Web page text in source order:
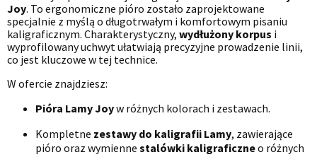
Joy. To ergonomiczne pióro zostało zaprojektowane
specjalnie z myślą o długotrwałym i komfortowym pisaniu
kaligraficznym. Charakterystyczny, wydłużony korpus i
wyprofilowany uchwyt ułatwiają precyzyjne prowadzenie linii,
co jest kluczowe w tej technice.
W ofercie znajdziesz:
Pióra Lamy Joyw różnych kolorach i zestawach.
Kompletne zestawy do kaligrafii Lamy, zawierające
pióro oraz wymienne stalówki kaligraficzneo różnych